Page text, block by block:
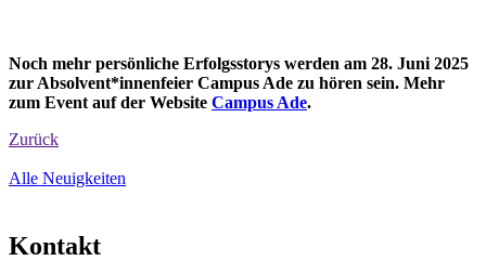
Noch mehr persönliche Erfolgsstorys werden am 28. Juni 2025
zur Absolvent*innenfeier Campus Ade zu hören sein. Mehr
zum Event auf der Website Campus Ade.
Zurück
Alle Neuigkeiten
Kon­takt